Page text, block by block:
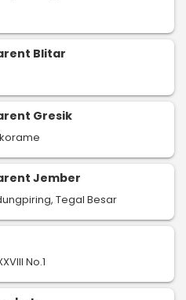
Blitar
Gresik
Jember
Tegal Besar
No.1